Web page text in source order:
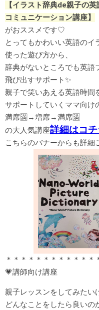
【イラスト辞典de親子の英
コミュニケーション講座】
がおススメです♡
とってもかわいい英語のイ
使った遊び方から、
辞典がないところでも英語
飛び出すサポート✨
親子で笑いあえる英語時間
サポートしていくママ向
満席🈵→増席→満席🈵
の大人気講座詳細はコ
こちらのバナーからも詳細
＊＊＊＊＊＊＊＊＊＊＊＊
💗講師向け講座
親子レッスンをしてみたい
どんなことをしたら良いの